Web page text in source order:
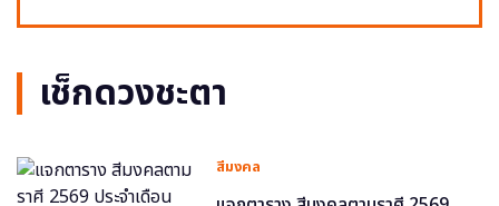
เช็กดวงชะตา
สีมงคล